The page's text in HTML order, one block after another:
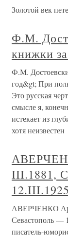
Золотой век
Ф.М.
книжки
Ф.М.
год&gt; При
Это русская
смысле я,
истекает из
хотя неизвестен
III.1881,
АВЕРЧЕНКО
Севастополь —
писатель-